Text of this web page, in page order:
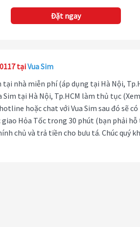
Đặt ngay
tạiVua Sim
nhà miễn phí (áp dụng tại Hà Nội,
Sim tại Hà Nội, Tp.HCM làm thủ tục
hoặc chat với Vua Sim sau đó sẽ
giao Hỏa Tốc trong 30 phút (bạn phải
chủ và trả tiền cho bưu tá. Chúc quý